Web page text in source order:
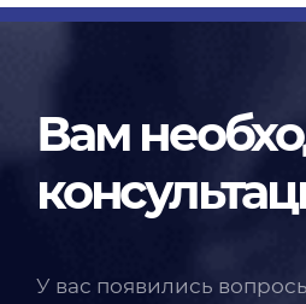
Вам
У вас появились